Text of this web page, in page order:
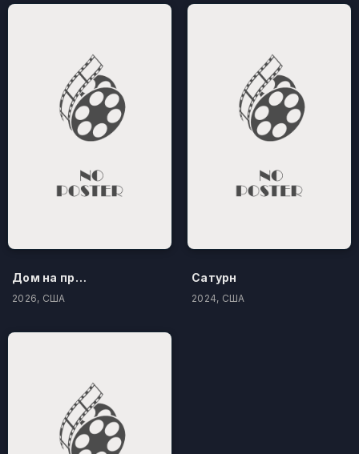
Дом на проклятом холме
2026, США
Сатурн
2024, США